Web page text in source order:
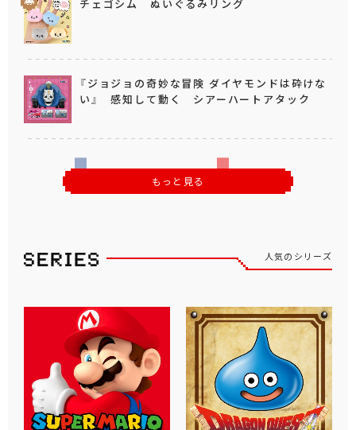
チェゴシム ぬいぐるみリング
『ジョジョの奇妙な冒険 ダイヤモンドは砕けな
い』 感知して動く シアーハートアタック
もっと見る
人気のシリーズ